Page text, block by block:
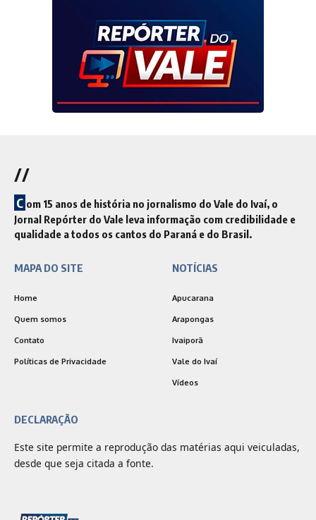
//
C om 15 anos de história no jornalismo do Vale do Ivaí, o
Jornal Repórter do Vale leva informação com credibilidade e
qualidade a todos os cantos do Paraná e do Brasil.
MAPA DO SITE
Home
Quem somos
Contato
Políticas de Privacidade
NOTÍCIAS
Apucarana
Arapongas
Ivaiporã
Vale do Ivaí
Vídeos
DECLARAÇÃO
Este site permite a reprodução das matérias aqui veiculadas,
desde que seja citada a fonte.